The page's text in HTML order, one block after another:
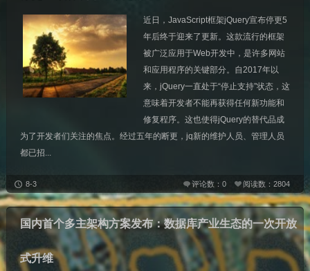
近日，JavaScript框架jQuery宣布停更5
年后终于迎来了更新。这款流行的框架
被广泛应用于Web开发中，是许多网站
和应用程序的关键部分。自2017年以
来，jQuery一直处于“停止支持”状态，这
意味着开发者不能再获得任何新功能和
修复程序。这也使得jQuery的替代品成
为了开发者们关注的焦点。经过五年的断更，jq新的维护人员、管理人员
都已招...
阅读数：2804
评论数：0
8-3
国内首个多主架构方案发布：数据库产业生态的一次开放
式升维